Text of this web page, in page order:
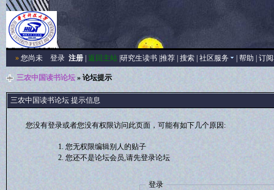
»您尚未 登录 注册| 返回主站| 研究生读书| 推荐| 搜索| 社区服务 帮助 订
三农中国读书论坛» 论坛提示
三农中国读书论坛 提示信息
您没有登录或者您没有权限访问此页面，可能有如下几个原因:
您无权限编辑别人的贴子
您还不是论坛会员,请先登录论坛
登录